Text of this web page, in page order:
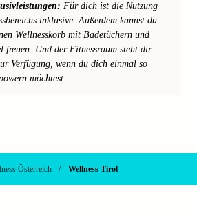
Für dich ist die Nutzung
inklusive. Außerdem kannst du
Wellnesskorb mit Badetüchern und
freuen. Und der Fitnessraum steht dir
Verfügung, wenn du dich einmal so
möchtest.
Österreich / Wellness Tirol